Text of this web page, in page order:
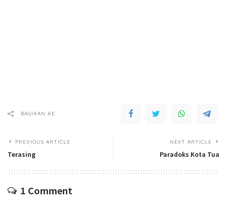
BAGIKAN KE
PREVIOUS ARTICLE
Terasing
NEXT ARTICLE
Paradoks Kota Tua
1 Comment